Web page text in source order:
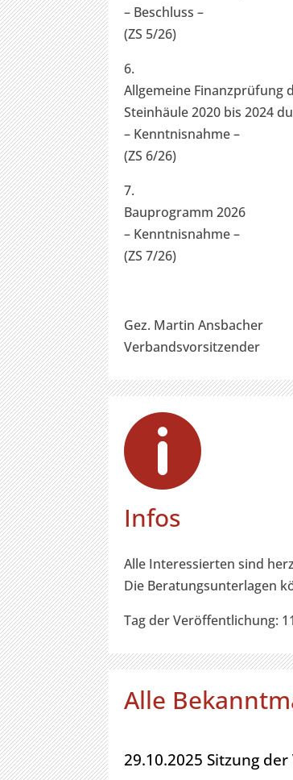
– Beschluss –
(ZS 5/26)
6.
Allgemeine Finanzprüfung
Steinhäule 2020 bis 2024
– Kenntnisnahme –
(ZS 6/26)
7.
Bauprogramm 2026
– Kenntnisnahme –
(ZS 7/26)
Gez. Martin Ansbacher
Verbandsvorsitzender

Infos
Alle Interessierten sind
Die Beratungsunterlagen
Tag der Veröffentlichung:
Alle
29.10.2025 Sitzung